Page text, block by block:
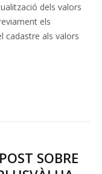
dels valors
els
cadastre als valors
SOBRE